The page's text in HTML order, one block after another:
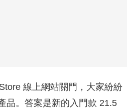
線上網站關門，大家紛紛
品。答案是新的入門款 21.5